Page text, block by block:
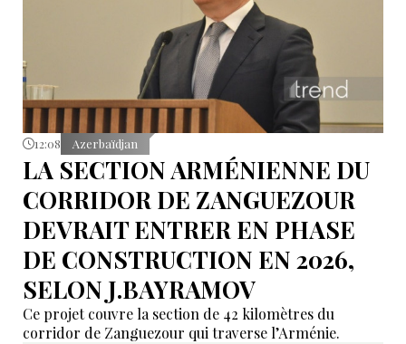
12:08 Azerbaïdjan
LA SECTION ARMÉNIENNE DU
CORRIDOR DE ZANGUEZOUR
DEVRAIT ENTRER EN PHASE
DE CONSTRUCTION EN 2026,
SELON J.BAYRAMOV
Ce projet couvre la section de 42 kilomètres du
corridor de Zanguezour qui traverse l’Arménie.